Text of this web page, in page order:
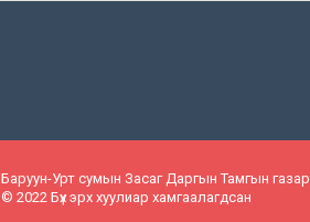
Баруун-Урт сумын Засаг Даргын Тамгын газар
© 2022 Бүх эрх хуулиар хамгаалагдсан